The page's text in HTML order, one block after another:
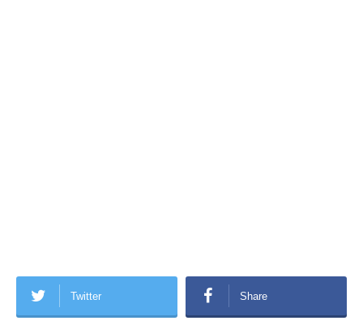
Twitter Share